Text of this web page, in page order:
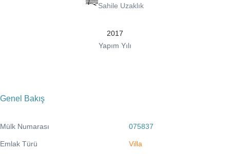
Sahile Uzaklık
2017
Yapım Yılı
Genel Bakış
Mülk Numarası 075837
Emlak Türü Villa